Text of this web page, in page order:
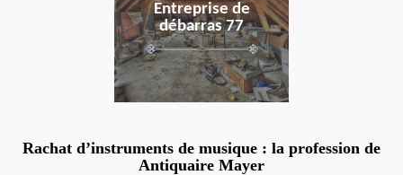
Entreprise de
débarras 77
Rachat d’instruments de musique : la profession de
Antiquaire Mayer